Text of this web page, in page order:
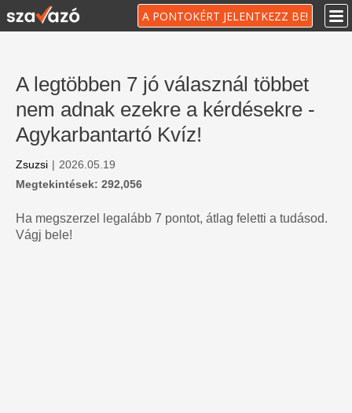
A PONTOKÉRT JELENTKEZZ BE!
A legtöbben 7 jó válasznál többet
nem adnak ezekre a kérdésekre -
Agykarbantartó Kvíz!
Zsuzsi | 2026.05.19
Megtekintések: 292,056
Ha megszerzel legalább 7 pontot, átlag feletti a tudásod.
Vágj bele!